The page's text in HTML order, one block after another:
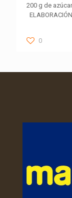
200 g de
ELABORACIÓN
0